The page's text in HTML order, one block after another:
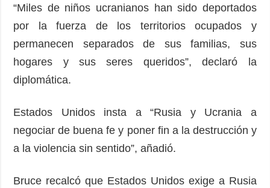
“Miles de niños ucranianos han sido deportados
por la fuerza de los territorios ocupados y
permanecen separados de sus familias, sus
hogares y sus seres queridos”, declaró la
diplomática.
Estados Unidos insta a “Rusia y Ucrania a
negociar de buena fe y poner fin a la destrucción y
a la violencia sin sentido”, añadió.
Bruce recalcó que Estados Unidos exige a Rusia